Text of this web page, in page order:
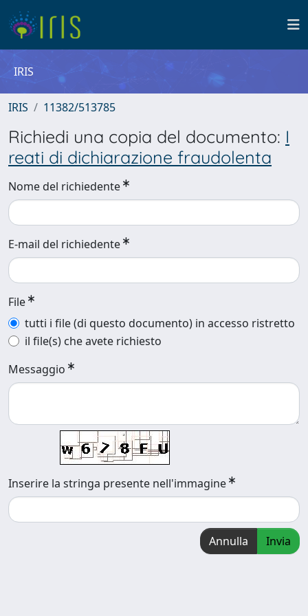
IRIS
IRIS 11382/513785
Richiedi una copia del documento: I
reati di dichiarazione fraudolenta
Nome del richiedente
E-mail del richiedente
File
tutti i file (di questo documento) in accesso ristretto
il file(s) che avete richiesto
Messaggio
Inserire la stringa presente nell'immagine
Annulla Invia